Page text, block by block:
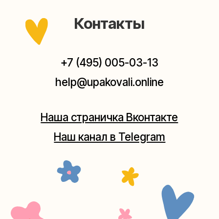
(как пройти)
Москва, ул.Таганская, дом 25-27
(как пройти)
Мастерская на Плющихе
Мастерская на Таганке
+7 (980) 495-03-13
+7 (980) 156-03-13